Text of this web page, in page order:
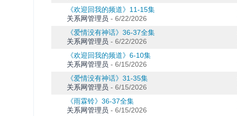
《欢迎回我的频道》11-15集
关系网管理员 -6/22/2026
《爱情没有神话》36-37全集
关系网管理员 -6/22/2026
《欢迎回我的频道》6-10集
关系网管理员 -6/15/2026
《爱情没有神话》31-35集
关系网管理员 -6/15/2026
《雨霖铃》36-37全集
关系网管理员 -6/15/2026